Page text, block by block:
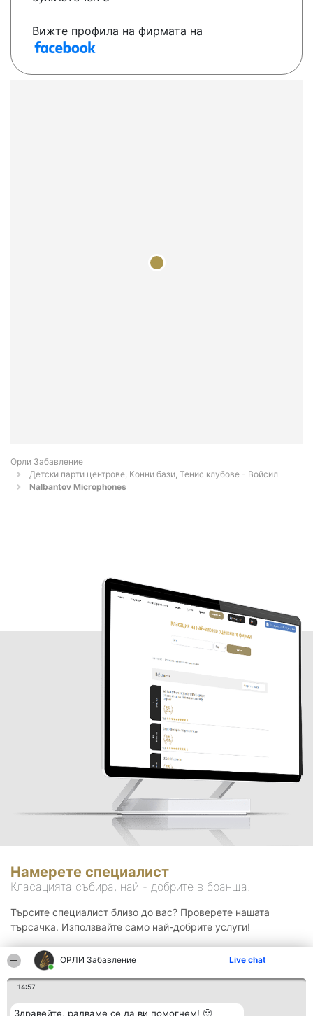
ОРЛИ Забавление Live chat
14:57
Здравейте, радваме се да ви помогнем! 🙂
Вижте профила на фирмата на
Орли Забавление
Детски парти центрове, Конни бази, Тенис клубове - Войсил
Nalbantov Microphones
Намерете специалист
Класацията събира, най - добрите в бранша.
Търсите специалист близо до вас? Проверете нашата
търсачка. Използвайте само най-добрите услуги!